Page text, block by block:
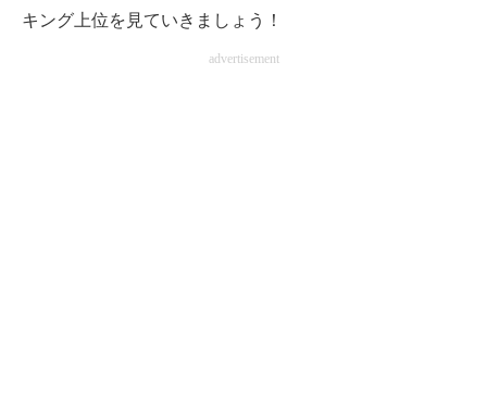
AI活用のいまが分かる
キング上位を見ていきましょう！
advertisement